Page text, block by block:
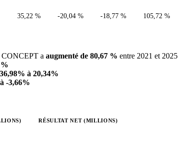
35,22 % -20,04 % -18,77 % 105,72 %
CONCEPT a augmenté de 80,67 % entre 2021 et 2025
à 20,34%
-3,66%
RÉSULTAT NET (MILLIONS)